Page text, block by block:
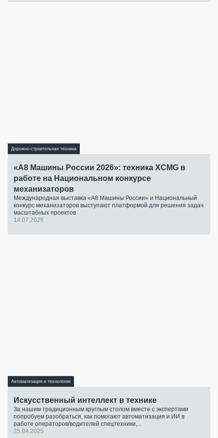
Дорожно-строительная техника
«А8 Машины России 2026»: техника XCMG в
работе на Национальном конкурсе
механизаторов
Международная выставка «А8 Машины России» и Национальный
конкурс механизаторов выступают платформой для решения задач
масштабных проектов
14.07.2026
Автоматизация и технологии
Искусственный интеллект в технике
За нашим традиционным круглым столом вместе с экспертами
попробуем разобраться, как помогают автоматизация и ИИ в
работе операторов/водителей спецтехники,...
25.04.2025